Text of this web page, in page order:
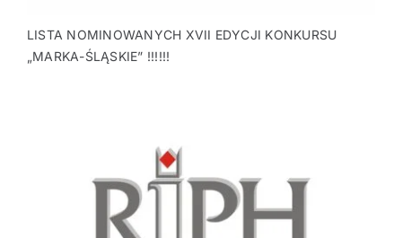
LISTA NOMINOWANYCH XVII EDYCJI KONKURSU
„MARKA-ŚLĄSKIE” !!!!!!